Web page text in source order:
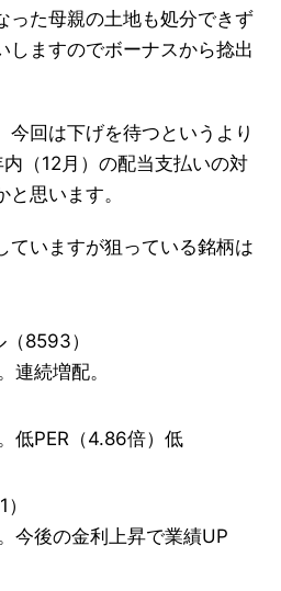
った母親の土地も処分できず
しますのでボーナスから捻出
今回は下げを待つというより
（12月）の配当支払いの対
思います。
ていますが狙っている銘柄は
8593）
連続増配。
低PER（4.86倍）低
今後の金利上昇で業績UP